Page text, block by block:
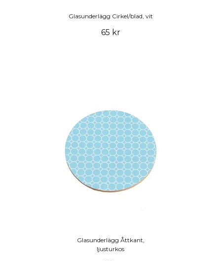
Glasunderlägg Cirkel/blad, vit
65 kr
Glasunderlägg Åttkant,
ljusturkos